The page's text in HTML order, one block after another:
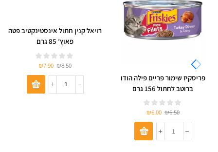
פריסקיז שימור פריים פילה הודו
ברוטב לחתול 156 גרם
₪6.50
₪6.00
רויאל קנין חתול אינסטינקטיב פטה
פאוץ’ 85 גרם
₪8.50
₪7.90